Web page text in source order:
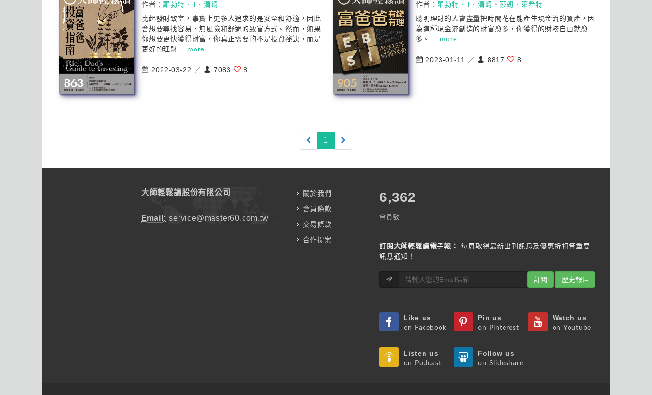
作者： 羅勃特．T．清崎
比起發財致富，事實上更多人追求的是安全和舒適，因此
會想要尋找容易、無風險和舒適的致富方式。然而，如果
你想要更快獲得財富，你真正需要的不是投資祕訣，而是
更好的理財... more
2022-03-22 ／ 7083 8
作者： 羅勃特．T．清崎 、 莎朗．萊希特
聰明理財的人會盡量把時間花在能產生現金流的資產，因
為這種現金流創造的財富愈多，你獲得的財務自由就愈
多。... more
2023-01-11 ／ 8817 8
1 (current)
大師輕鬆讀股份有限公司
Email: service@master60.com.tw
關於我們
會員條款
交易條款
合作提案
7,176
會員數
訂閱大師輕鬆讀電子報：
每周取得最新出刊訊息及優惠折扣等重要
訊息通知！
訂閱 歷史報區
Like us
on Facebook
Pin us
on Pinterest
Watch us
on Youtube
Listen us
on Podcast
Follow us
on Slideshare